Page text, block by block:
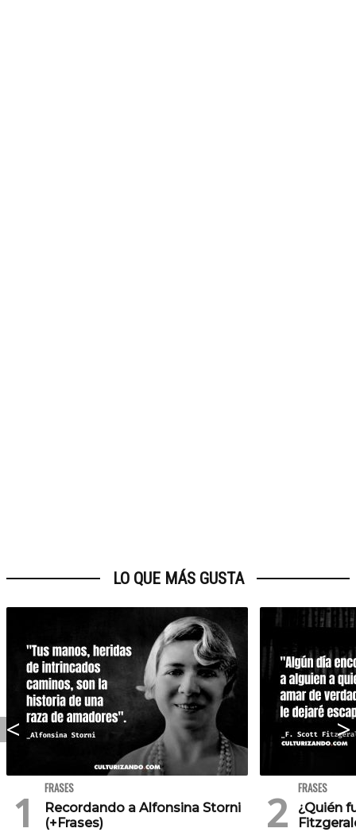
LO QUE MÁS GUSTA
FRASES
Recordando a Alfonsina Storni
(+Frases)
FRASES
¿Quién